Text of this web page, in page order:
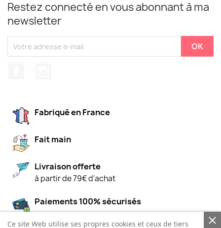
Restez connecté en vous abonnant à ma
newsletter
Fabriqué en France
Fait main
Livraison offerte
à partir de 79€ d'achat
Paiements 100% sécurisés
Ce site Web utilise ses propres cookies et ceux de tiers